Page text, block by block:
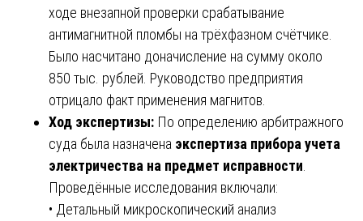
ходе внезапной проверки срабатывание
антимагнитной пломбы на трёхфазном счётчике.
Было насчитано доначисление на сумму около
850 тыс. рублей. Руководство предприятия
отрицало факт применения магнитов.
Ход экспертизы: По определению арбитражного
суда была назначена экспертиза прибора учета
электричества на предмет исправности
Проведённые исследования включали:
• Детальный микроскопический анализ